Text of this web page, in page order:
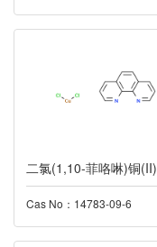
二氯(1,10-菲咯啉)铜(II)
Cas No：14783-09-6